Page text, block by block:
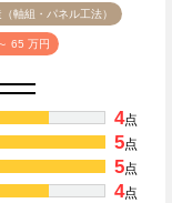
（軸組・パネル工法）
65 万円
4点
5点
5点
4点